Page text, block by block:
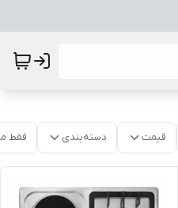
قیمت دسته‌بندی فقط